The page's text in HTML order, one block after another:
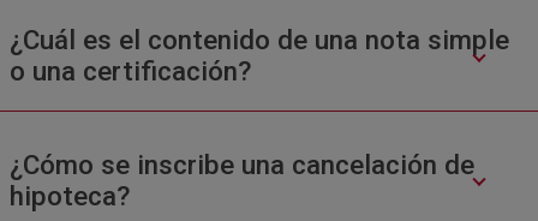
¿Cuál es el contenido de una nota simple
o una certificación?
¿Cómo se inscribe una cancelación de
hipoteca?